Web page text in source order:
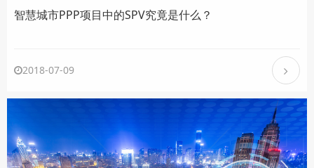
智慧城市PPP项目中的SPV究竟是什么？
2018-07-09